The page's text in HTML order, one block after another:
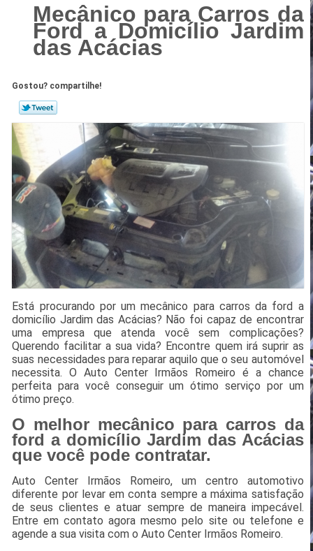
Mecânico para Carros da
Ford a Domicílio Jardim
das Acácias
Gostou? compartilhe!
Está procurando por um mecânico para carros da ford a
domicílio Jardim das Acácias? Não foi capaz de encontrar
uma empresa que atenda você sem complicações?
Querendo facilitar a sua vida? Encontre quem irá suprir as
suas necessidades para reparar aquilo que o seu automóvel
necessita. O Auto Center Irmãos Romeiro é a chance
perfeita para você conseguir um ótimo serviço por um
ótimo preço.
O melhor mecânico para carros da
ford a domicílio Jardim das Acácias
que você pode contratar.
Auto Center Irmãos Romeiro, um centro automotivo
diferente por levar em conta sempre a máxima satisfação
de seus clientes e atuar sempre de maneira impecável.
Entre em contato agora mesmo pelo site ou telefone e
agende a sua visita com o Auto Center Irmãos Romeiro.